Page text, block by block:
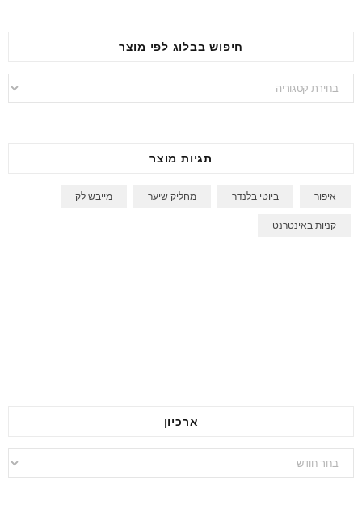
חיפוש בבלוג לפי מוצר
חיפוש
בבלוג
תגיות מוצר
איפור ביוטי בלנדר מחליק שיער מייבש לק
קניות באינטרנט
ארכיון
ארכיון